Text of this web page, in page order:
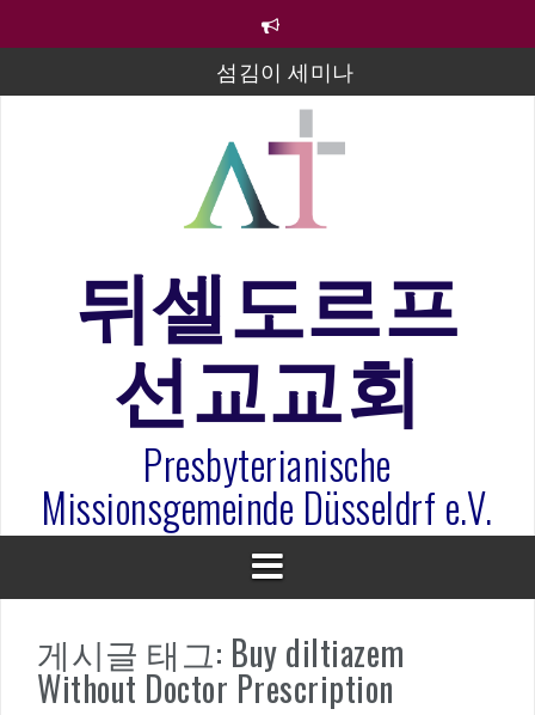
섬김이 세미나
김태희 자매 졸업연주
2023년 어린이 주일 유초등부 발표
라합3 나라 봉헌송
은퇴사-우선화 권사
20260322 주안에 가만히 머물기(요한복음 15:1-17) 손
훈목사
뒤셀도르프
선교교회
Presbyterianische
Missionsgemeinde Düsseldrf e.V.
게시글 태그: Buy diltiazem
Without Doctor Prescription